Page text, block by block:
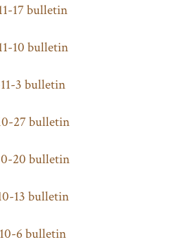
17 bulletin
10 bulletin
3 bulletin
27 bulletin
20 bulletin
13 bulletin
6 bulletin